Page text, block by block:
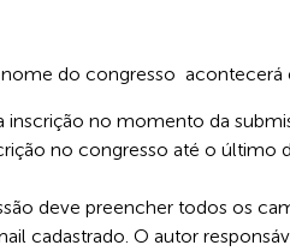
do congresso acontecerá
inscrição no momento da
no congresso até o
deve preencher todos os
cadastrado. O autor